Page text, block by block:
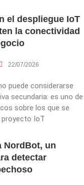
el despliegue IoT
la conectividad
22/07/2026
puede considerarse
secundaria: es uno de
sobre los que se
proyecto IoT
NordBot, un
detectar